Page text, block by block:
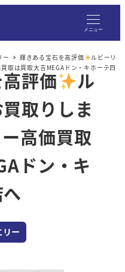
メニュー
ー 輝きある宝石を高評価
ルビーリ
取は買取大吉MEGAドン・キホーテ四
評価
ル
取りしま
高価買取
ドン・キ
ー